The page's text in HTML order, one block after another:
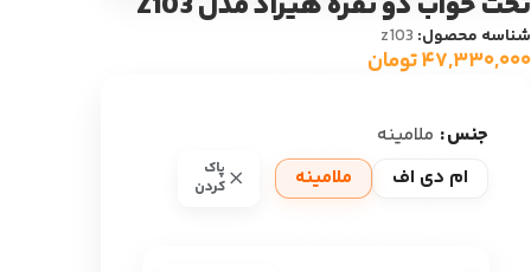
شناسه محصول: z103
۴۷,۳۳۰,۰۰۰تومان
جنس ملامینه
ام دی اف
ملامینه
پاک
کردن